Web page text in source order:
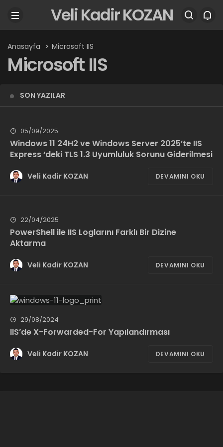
Veli Kadir KOZAN
Anasayfa Microsoft IIS
Microsoft IIS
SON YAZILAR
05/09/2025
Windows 11 24H2 ve Windows Server 2025’te IIS
Express ‘deki TLS 1.3 Uyumluluk Sorunu Giderilmesi
Veli Kadir KOZAN DEVAMINI OKU
22/04/2025
PowerShell ile IIS Loglarını Farklı Bir Dizine
Aktarma
Veli Kadir KOZAN DEVAMINI OKU
29/08/2024
IIS’de X-Forwarded-For Yapılandırması
Veli Kadir KOZAN DEVAMINI OKU